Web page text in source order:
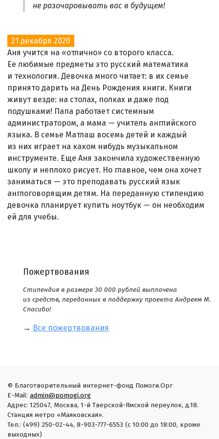
не разочаровывать вас в будущем!
21 декабря 2020
Аня учится на «отлично» со второго класса.
Ее любимые предметы это русский математика
и технология. Девочка много читает: в их семье
принято дарить на День Рождения книги. Книги
живут везде: на столах, полках и даже под
подушками! Папа работает системным
администратором, а мама — учитель английского
языка. В семье Матлаш восемь детей и каждый
из них играет на каком нибудь музыкальном
инструменте. Еще Аня закончила художественную
школу и неплохо рисует. Но главное, чем она хочет
заниматься — это преподавать русский язык
англоговорящим детям. На переданную стипендию
девочка планирует купить ноутбук — он необходим
ей для учебы.
Пожертвования
Стипендия в размере 30 000 рублей выплачена
из средств, переданных в поддержку проекта Андреем М.
Спасибо!
→ Все пожертвования
© Благотворительный интернет-фонд Помоги.Орг
E-Mail: admin@pomogi.org
Адрес: 125047, Москва, 1-й Тверской-Ямской переулок, д.18.
Станция метро «Маяковская».
Тел.: (499) 250-02-44, 8-903-777-6553 (с 10:00 до 18:00, кроме
выходных)